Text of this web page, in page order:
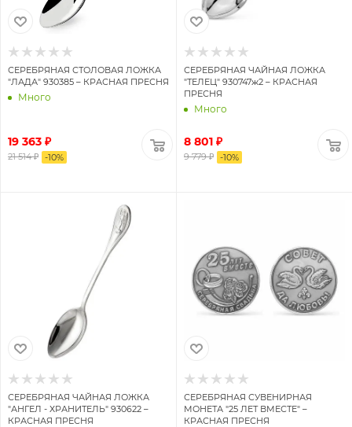
СЕРЕБРЯНАЯ СТОЛОВАЯ ЛОЖКА
"ЛАДА" 930385 – КРАСНАЯ ПРЕСНЯ
Много
19 363 ₽
21 514 ₽ -10%
СЕРЕБРЯНАЯ ЧАЙНАЯ ЛОЖКА
"ТЕЛЕЦ" 930747ж2 – КРАСНАЯ
ПРЕСНЯ
Много
8 801 ₽
9 779 ₽ -10%
СЕРЕБРЯНАЯ ЧАЙНАЯ ЛОЖКА
"АНГЕЛ - ХРАНИТЕЛЬ" 930622 –
КРАСНАЯ ПРЕСНЯ
СЕРЕБРЯНАЯ СУВЕНИРНАЯ
МОНЕТА "25 ЛЕТ ВМЕСТЕ" –
КРАСНАЯ ПРЕСНЯ